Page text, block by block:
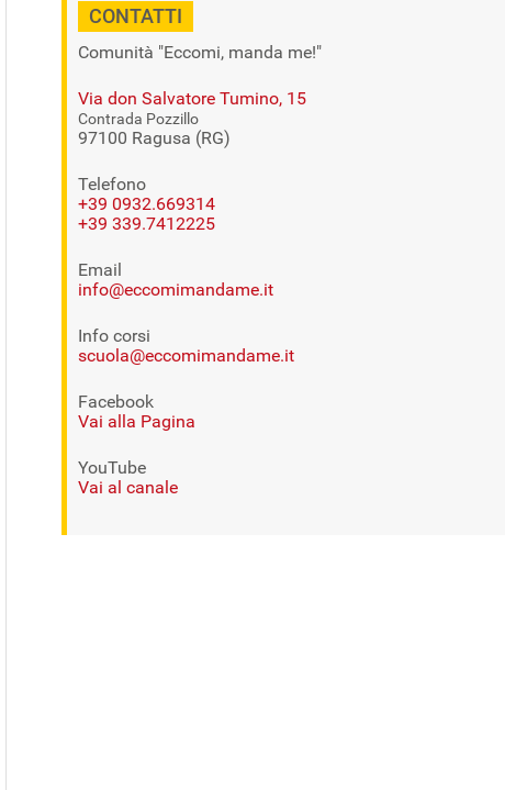
CONTATTI
Comunità "Eccomi, manda me!"
Via don Salvatore Tumino, 15
Contrada Pozzillo
97100 Ragusa (RG)
Telefono
+39 0932.669314
+39 339.7412225
Email
info@eccomimandame.it
Info corsi
scuola@eccomimandame.it
Facebook
Vai alla Pagina
YouTube
Vai al canale